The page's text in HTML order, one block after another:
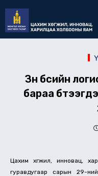
content
Зүүн бүсийн
бараа
Цахим хөгжил, инновац,
гуравдугаар сарын 29-